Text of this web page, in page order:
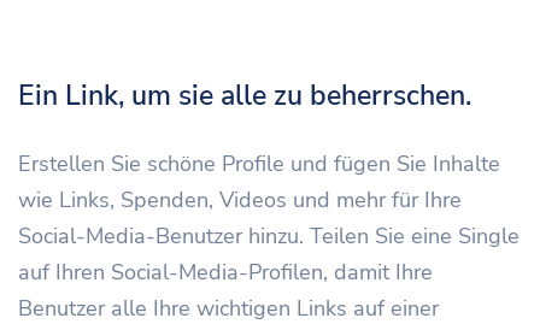
Ein Link, um sie alle zu beherrschen.
Erstellen Sie schöne Profile und fügen Sie Inhalte
wie Links, Spenden, Videos und mehr für Ihre
Social-Media-Benutzer hinzu. Teilen Sie eine Single
auf Ihren Social-Media-Profilen, damit Ihre
Benutzer alle Ihre wichtigen Links auf einer